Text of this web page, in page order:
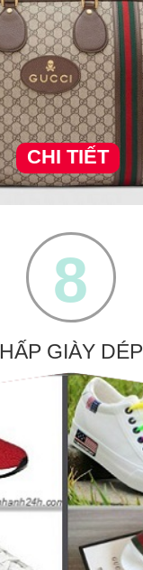
CHI TIẾT
8
HẤP GIÀY DÉP